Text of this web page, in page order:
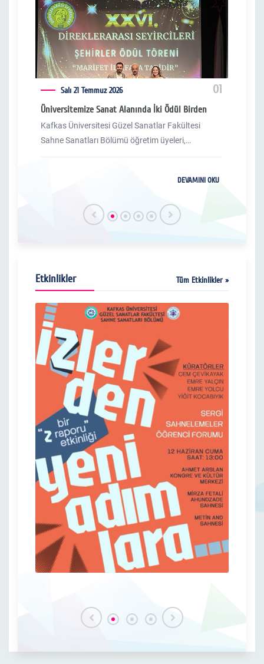
Salı 21 Temmuz 2026 01
Üniversitemize Sanat Alanında İki Ödül Birden
Kafkas Üniversitesi Güzel Sanatlar Fakültesi
Sahne Sanatları Bölümü öğretim üyeleri,
DEVAMINI OKU
Etkinlikler Tüm Etkinlikler »